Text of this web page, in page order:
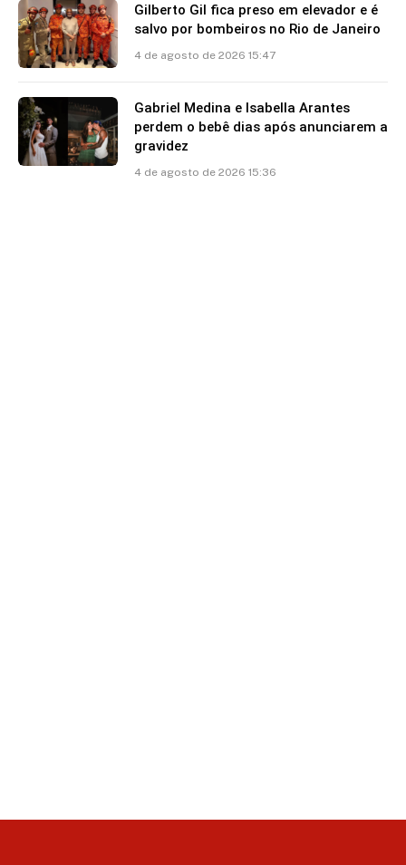
Gilberto Gil fica preso em elevador e é
salvo por bombeiros no Rio de Janeiro
4 de agosto de 2026 15:47
Gabriel Medina e Isabella Arantes
perdem o bebê dias após anunciarem a
gravidez
4 de agosto de 2026 15:36